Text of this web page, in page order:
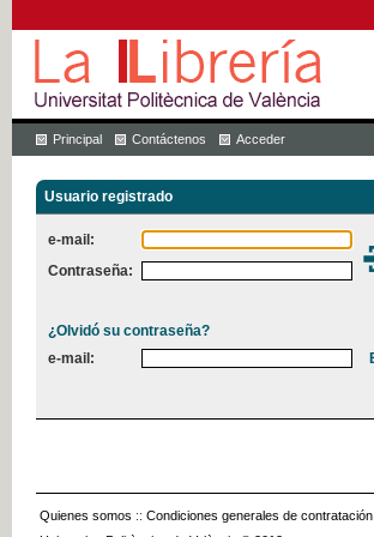
Principal Contáctenos Acceder
Usuario registrado
e-mail:
Contraseña:
¿Olvidó su contraseña?
e-mail:
Quienes somos :: Condiciones generales de contratación